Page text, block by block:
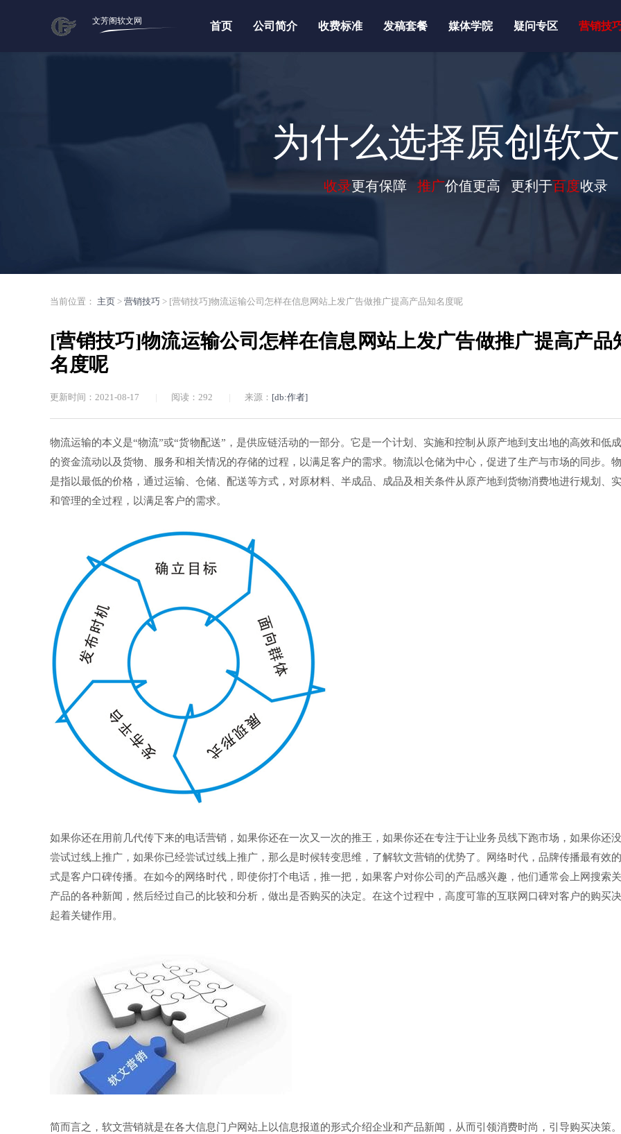
文芳阁软文网 首页 公司简介 收费标准 发稿套餐 媒体学院 疑问专区 营销技
为什么选择原创软
收录更有保障 推广价值更高 更利于百度收录
当前位置： 主页 > 营销技巧 > [营销技巧]物流运输公司怎样在信息网站上发广告做推广提高产品知名度呢
[营销技巧]物流运输公司怎样在信息网站上发广告做推广提高产品
名度呢
更新时间：2021-08-17 阅读： 292 来源： [db:作者]
物流运输的本义是“物流”或“货物配送”，是供应链活动的一部分。它是一个计划、实施和控制从原产地到支出地的高效和低
的资金流动以及货物、服务和相关情况的存储的过程，以满足客户的需求。物流以仓储为中心，促进了生产与市场的同步。
是指以最低的价格，通过运输、仓储、配送等方式，对原材料、半成品、成品及相关条件从原产地到货物消费地进行规划、
和管理的全过程，以满足客户的需求。
如果你还在用前几代传下来的电话营销，如果你还在一次又一次的推王，如果你还在专注于让业务员线下跑市场，如果你还
尝试过线上推广，如果你已经尝试过线上推广，那么是时候转变思维，了解软文营销的优势了。网络时代，品牌传播最有效
式是客户口碑传播。在如今的网络时代，即使你打个电话，推一把，如果客户对你公司的产品感兴趣，他们通常会上网搜索
产品的各种新闻，然后经过自己的比较和分析，做出是否购买的决定。在这个过程中，高度可靠的互联网口碑对客户的购买
起着关键作用。
简而言之，软文营销就是在各大信息门户网站上以信息报道的形式介绍企业和产品新闻，从而引领消费时尚，引导购买决策